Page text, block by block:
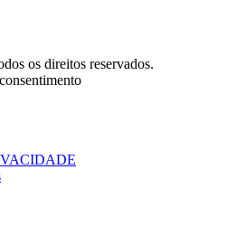
os direitos reservados.